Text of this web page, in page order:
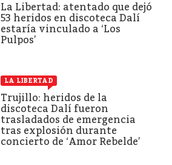
La Libertad: atentado que dejó
53 heridos en discoteca Dalí
estaría vinculado a ‘Los
Pulpos’
LA LIBERTAD
Trujillo: heridos de la
discoteca Dalí fueron
trasladados de emergencia
tras explosión durante
concierto de ‘Amor Rebelde’